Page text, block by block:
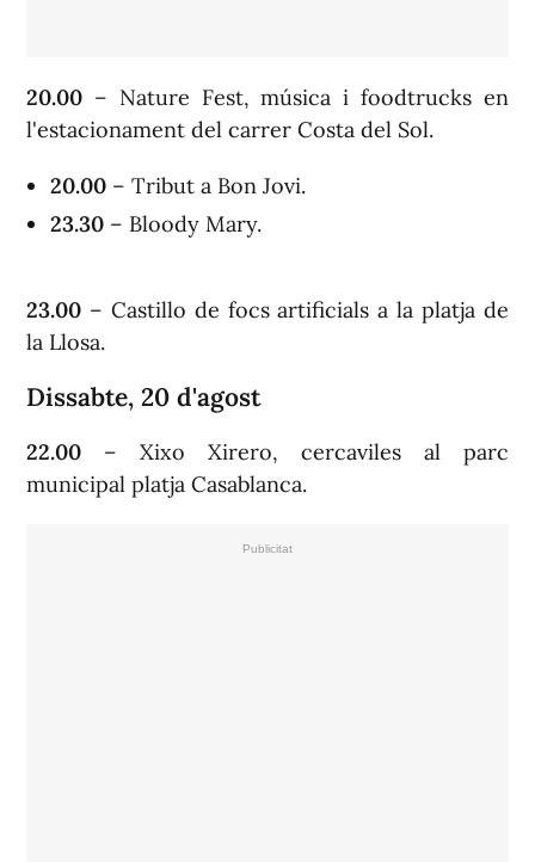
20.00 – Nature Fest, música i foodtrucks en
l'estacionament del carrer Costa del Sol.
20.00 – Tribut a Bon Jovi.
23.30 – Bloody Mary.
23.00 – Castillo de focs artificials a la platja de
la Llosa.
Dissabte, 20 d'agost
22.00 – Xixo Xirero, cercaviles al parc
municipal platja Casablanca.